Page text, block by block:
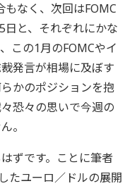
なく、次回はFOMC
と、それぞれにかな
この1月のFOMCやイ
発言が相場に及ぼす
かのポジションを抱
恐々の思いで今週の
。
ずです。ことに筆者
たユーロ／ドルの展開